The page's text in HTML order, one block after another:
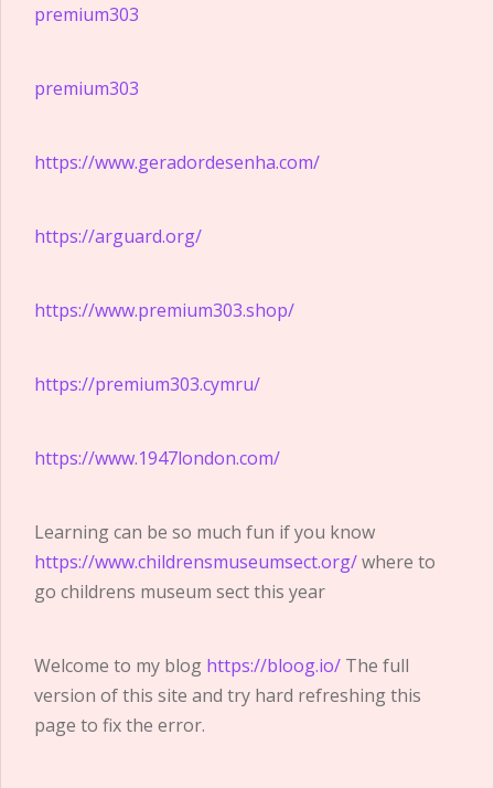
premium303
premium303
https://www.geradordesenha.com/
https://arguard.org/
https://www.premium303.shop/
https://premium303.cymru/
https://www.1947london.com/
Learning can be so much fun if you know
https://www.childrensmuseumsect.org/where to
go childrens museum sect this year
Welcome to my blog https://bloog.io/ The full
version of this site and try hard refreshing this
page to fix the error.